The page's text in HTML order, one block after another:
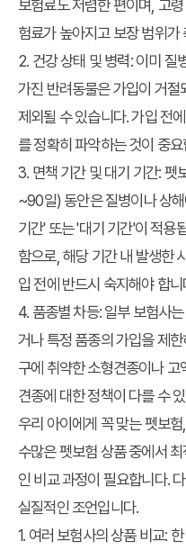
보험료도 저렴한 편이며, 고
험료가 높아지고 보장 범위가
2. 건강 상태 및 병력:이미 질
가진 반려동물은 가입이 거절
제외될 수 있습니다. 가입 전
를 정확히 파악하는 것이 중
3. 면책 기간 및 대기 기간:펫
~90일) 동안은 질병이나 상
기간' 또는 '대기 기간'이 적용
함으로, 해당 기간 내 발생한
입 전에 반드시 숙지해야 합니
4. 품종별 차등:일부 보험사
거나 특정 품종의 가입을 제
구에 취약한 소형견종이나
견종에 대한 정책이 다를 수
우리 아이에게 꼭 맞는 펫보
수많은펫보험 상품 중에서
인 비교 과정이 필요합니다.
실질적인 조언입니다.
1. 여러 보험사의 상품 비교: